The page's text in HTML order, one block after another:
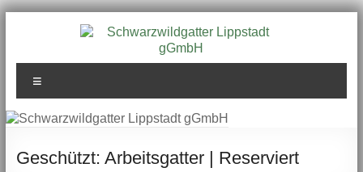
Schwarzwildgatter
Lippstadt gGmbH
Geschützt: Arbeitsgatter | Reserviert